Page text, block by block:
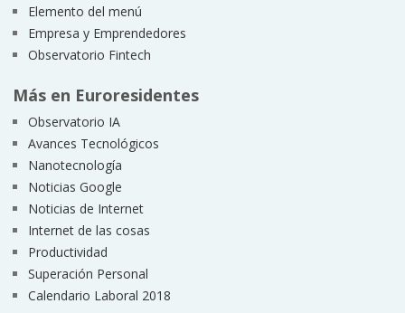
Elemento del menú
Empresa y Emprendedores
Observatorio Fintech
Más en Euroresidentes
Observatorio IA
Avances Tecnológicos
Nanotecnología
Noticias Google
Noticias de Internet
Internet de las cosas
Productividad
Superación Personal
Calendario Laboral 2018